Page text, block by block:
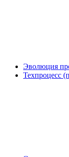
Эволюция
Техпроцесс